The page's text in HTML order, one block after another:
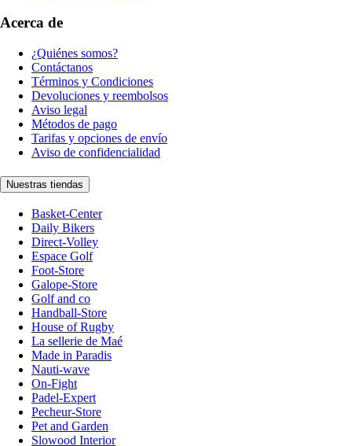
Acerca de
¿Quiénes somos?
Contáctanos
Términos y Condiciones
Devoluciones y reembolsos
Aviso legal
Métodos de pago
Tarifas y opciones de envío
Aviso de confidencialidad
Nuestras tiendas
Basket-Center
Daily Bikers
Direct-Volley
Espace Golf
Foot-Store
Galope-Store
Golf and co
Handball-Store
House of Rugby
La sellerie de Maé
Made in Paradis
Nauti-wave
On-Fight
Padel-Expert
Pecheur-Store
Pet and Garden
Slowood Interior